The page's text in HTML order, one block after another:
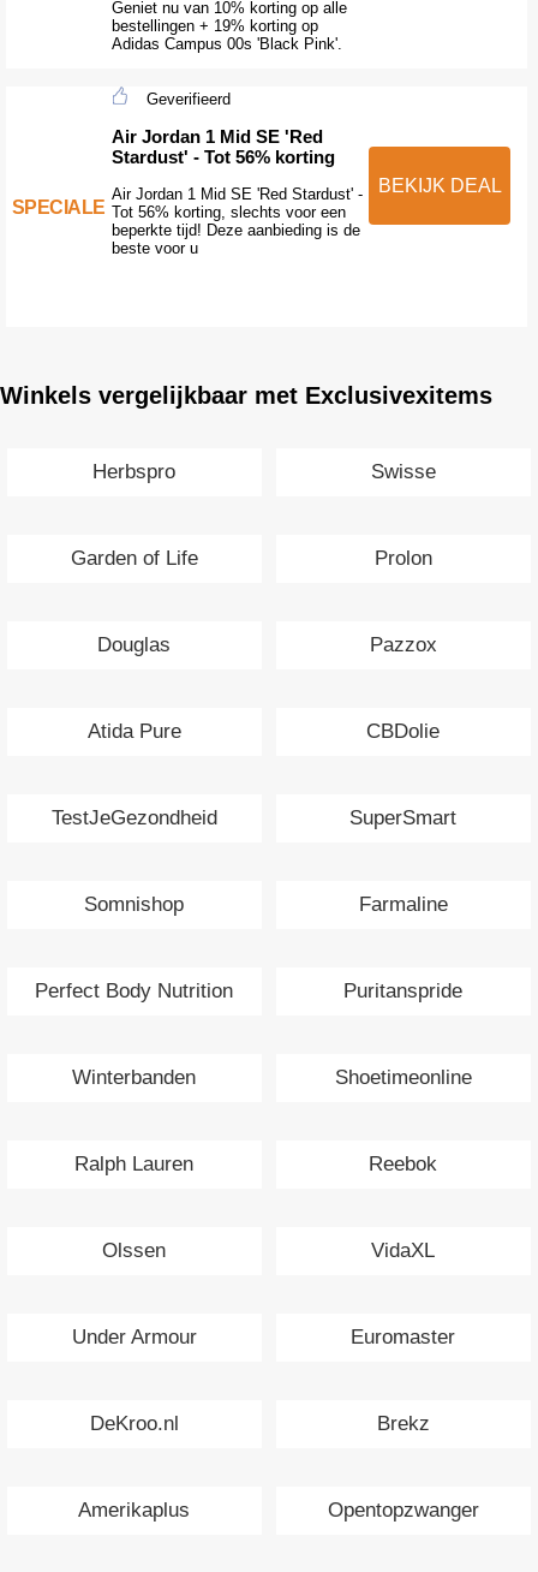
Geniet nu van 10% korting op alle
bestellingen + 19% korting op
Adidas Campus 00s 'Black Pink'.
SPECIALE
Geverifieerd
Air Jordan 1 Mid SE 'Red
Stardust' - Tot 56% korting
Air Jordan 1 Mid SE 'Red Stardust' -
Tot 56% korting, slechts voor een
beperkte tijd! Deze aanbieding is de
beste voor u
BEKIJK DEAL
Winkels vergelijkbaar met Exclusivexitems
Herbspro Swisse
Garden of Life Prolon
Douglas Pazzox
Atida Pure CBDolie
TestJeGezondheid SuperSmart
Somnishop Farmaline
Perfect Body Nutrition Puritanspride
Winterbanden Shoetimeonline
Ralph Lauren Reebok
Olssen VidaXL
Under Armour Euromaster
DeKroo.nl Brekz
Amerikaplus Opentopzwanger